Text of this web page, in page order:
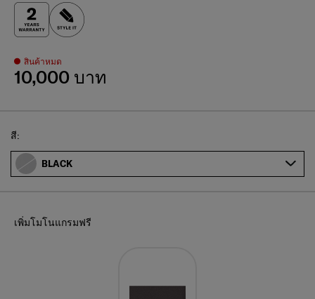
สินค้าหมด
10,000 บาท
Select
สี:
BLACK
เพิ่มโมโนแกรมฟรี